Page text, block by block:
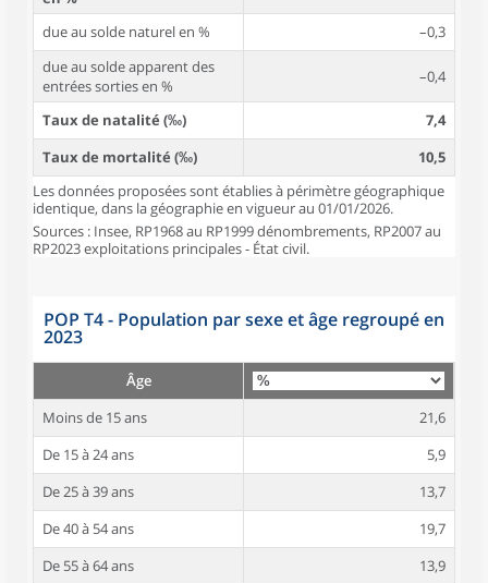
due au solde naturel en %
–0,3
due au solde apparent des
entrées sorties en %
–0,4
Taux de natalité (‰)
7,4
Taux de mortalité (‰)
10,5
Les données proposées sont établies à périmètre géographique
identique, dans la géographie en vigueur au 01/01/2026.
Sources : Insee, RP1968 au RP1999 dénombrements, RP2007 au
RP2023 exploitations principales - État civil.
POP T4 - Population par sexe et âge regroupé en
2023
Âge
Moins de 15 ans
21,6
De 15 à 24 ans
5,9
De 25 à 39 ans
13,7
De 40 à 54 ans
19,7
De 55 à 64 ans
13,9